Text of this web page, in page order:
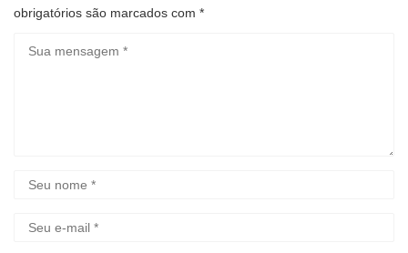
obrigatórios são marcados com *